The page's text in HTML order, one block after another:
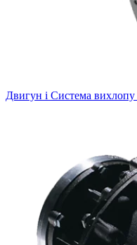
Двигун і Система вихлопу